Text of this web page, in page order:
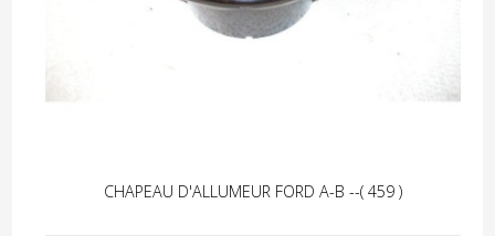
CHAPEAU D'ALLUMEUR FORD A-B --( 459 )